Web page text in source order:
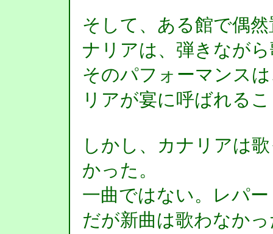
そして、ある館で偶
ナリアは、弾きなが
そのパフォーマンス
リアが宴に呼ばれる
しかし、カナリアは
かった。
一曲ではない。レパ
だが新曲は歌わなか